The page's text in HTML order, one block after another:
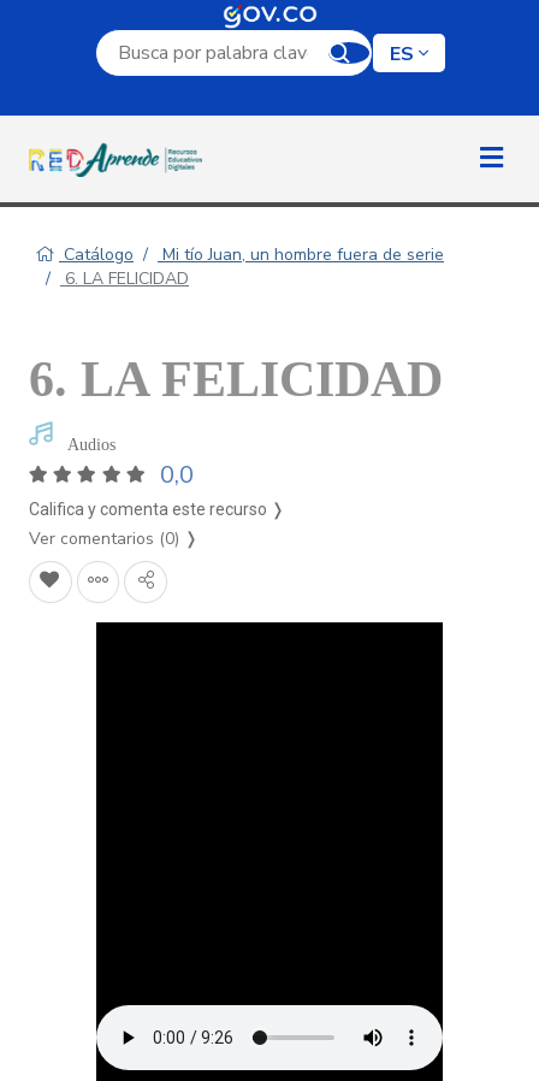
Campo de búsqueda por palabra clave
ES
Catálogo
Mi tío Juan, un hombre fuera de serie
6. LA FELICIDAD
6. LA FELICIDAD
Audios
0,0
Califica y comenta este recurso ❭
Ver comentarios (0) ❭